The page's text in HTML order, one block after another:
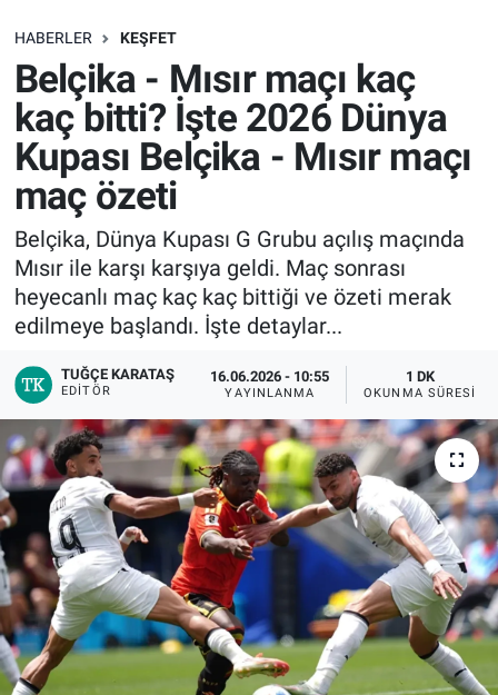
HABERLER KEŞFET
Belçika - Mısır maçı kaç
kaç bitti? İşte 2026 Dünya
Kupası Belçika - Mısır maçı
maç özeti
Belçika, Dünya Kupası G Grubu açılış maçında
Mısır ile karşı karşıya geldi. Maç sonrası
heyecanlı maç kaç kaç bittiği ve özeti merak
edilmeye başlandı. İşte detaylar...
TUĞÇE KARATAŞ
EDITÖR
16.06.2026 - 10:55
YAYINLANMA
1 DK
OKUNMA SÜRESI
SAĞLIK
EKONOMİ
EĞİTİM
ÖZEL HABER
Keşfet
ASTROLOJİ
MANŞET
RESMİ İLANLAR
İLAN
Bize ulaşın
İletişim/Künye
Yaşam